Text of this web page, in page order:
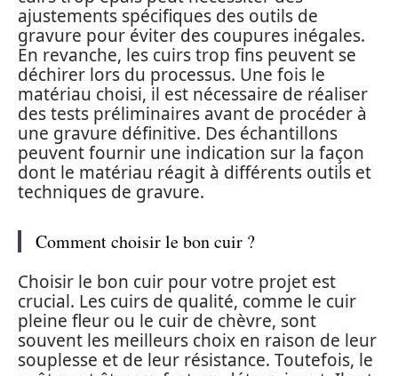
ajustements spécifiques des outils de
gravure pour éviter des coupures inégales.
En revanche, les cuirs trop fins peuvent se
déchirer lors du processus. Une fois le
matériau choisi, il est nécessaire de réaliser
des tests préliminaires avant de procéder à
une gravure définitive. Des échantillons
peuvent fournir une indication sur la façon
dont le matériau réagit à différents outils et
techniques de gravure.
Comment choisir le bon cuir ?
Choisir le bon cuir pour votre projet est
crucial. Les cuirs de qualité, comme le cuir
pleine fleur ou le cuir de chèvre, sont
souvent les meilleurs choix en raison de leur
souplesse et de leur résistance. Toutefois, le